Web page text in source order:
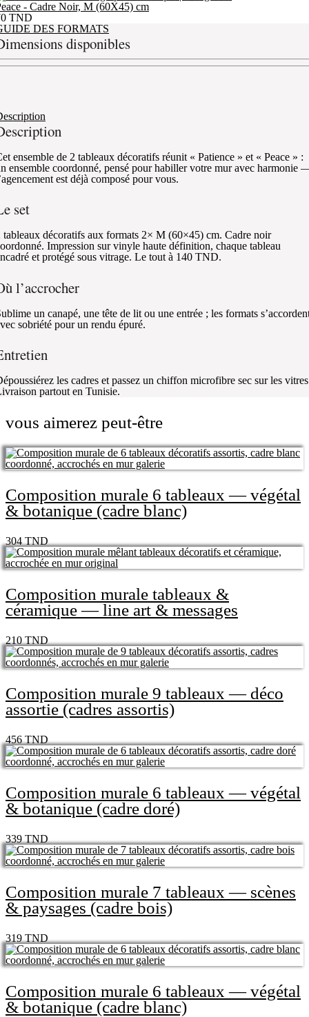
- Cadre Noir, M (60X45) cm
TND
DES FORMATS
disponibles
ensemble de 2 tableaux décoratifs réunit « Patience » et « Peace » :
ensemble coordonné, pensé pour habiller votre mur avec harmonie
est déjà composé pour vous.
set
tableaux décoratifs aux formats 2× M (60×45) cm. Cadre noir
Impression sur vinyle haute définition, chaque tableau
et protégé sous vitrage. Le tout à 140 TND.
l’accrocher
un canapé, une tête de lit ou une entrée ; les formats
sobriété pour un rendu épuré.
les cadres et passez un chiffon microfibre sec sur les
partout en Tunisie.
vous aimerez peut-être
Composition murale 6 tableaux — végétal
& botanique (cadre blanc)
304TND
Composition murale tableaux &
céramique — line art & messages
210TND
Composition murale 9 tableaux — déco
assortie (cadres assortis)
456TND
Composition murale 6 tableaux — végétal
& botanique (cadre doré)
339TND
Composition murale 7 tableaux — scènes
& paysages (cadre bois)
319TND
Composition murale 6 tableaux — végétal
& botanique (cadre blanc)